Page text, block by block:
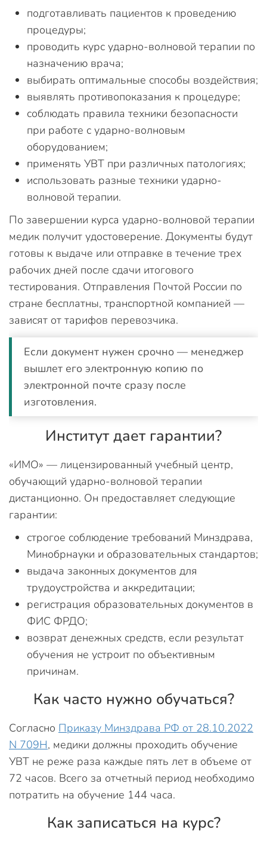
подготавливать пациентов к проведению
процедуры;
проводить курс ударно-волновой терапии по
назначению врача;
выбирать оптимальные способы воздействия;
выявлять противопоказания к процедуре;
соблюдать правила техники безопасности
при работе с ударно-волновым
оборудованием;
применять УВТ при различных патологиях;
использовать разные техники ударно-
волновой терапии.
По завершении курса ударно-волновой терапии
медик получит удостоверение. Документы будут
готовы к выдаче или отправке в течение трех
рабочих дней после сдачи итогового
тестирования. Отправления Почтой России по
стране бесплатны, транспортной компанией —
зависят от тарифов перевозчика.
Если документ нужен срочно — менеджер
вышлет его электронную копию по
электронной почте сразу после
изготовления.
Институт дает гарантии?
«ИМО» — лицензированный учебный центр,
обучающий ударно-волновой терапии
дистанционно. Он предоставляет следующие
гарантии:
строгое соблюдение требований Минздрава,
Минобрнауки и образовательных стандартов;
выдача законных документов для
трудоустройства и аккредитации;
регистрация образовательных документов в
ФИС ФРДО;
возврат денежных средств, если результат
обучения не устроит по объективным
причинам.
Как часто нужно обучаться?
Согласно Приказу Минздрава РФ от 28.10.2022
N 709Н, медики должны проходить обучение
УВТ не реже раза каждые пять лет в объеме от
72 часов. Всего за отчетный период необходимо
потратить на обучение 144 часа.
Как записаться на курс?